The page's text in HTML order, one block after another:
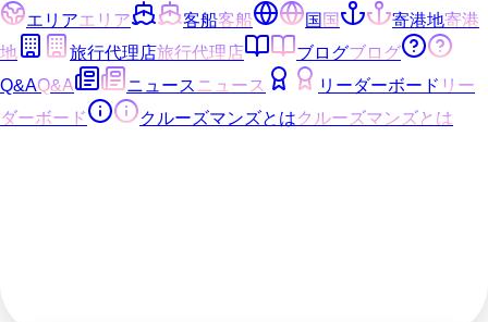
エリアエリア 客船客船 国国 寄港地寄港
地
旅行代理店旅行代理店 ブログブログ
Q&AQ&A ニュース ニュース リーダーボード リー
ダーボード
クルーズマンズとはクルーズマンズとは